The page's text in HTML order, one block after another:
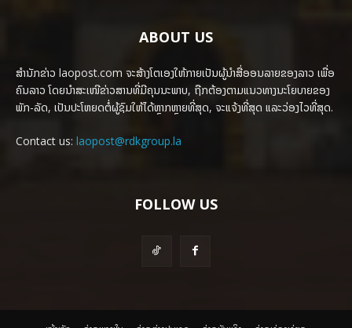
ABOUT US
ສຳນັກຂ່າວ laopost.com ຈະສ້າງໂຕເອງໃຫ້ກາຍເປັນຜູ້ນຳສື່ອອນລາຍຂອງລາວ ເພື່ອ
ຄົນລາວ ໂດຍນຳສະເໜີຂ່າວສານທີ່ມີຄຸນນະພາບ, ຖືກຕ້ອງຕາມແນວທາງນະໂຍບາຍຂອງ
ພັກ-ລັດ, ເປັນປະໂຫຍດຕໍ່ຜູ້ຊົມໃຫ້ໄດ້ຫຼາກຫຼາຍທີ່ສຸດ, ຈະແຈ້ງທີ່ສຸດ ແລະວ່ອງໄວທີ່ສຸດ.
Contact us: laopost@rdkgroup.la
FOLLOW US